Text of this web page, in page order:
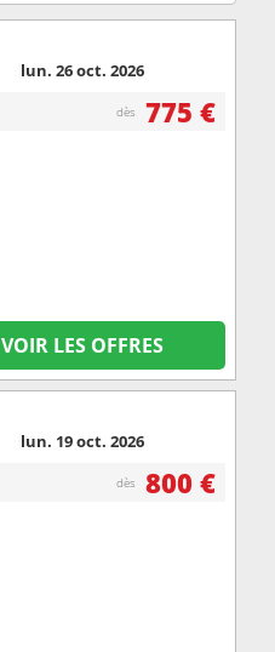
lun. 26 oct. 2026
dès 775 €
VOIR LES OFFRES
lun. 19 oct. 2026
dès 800 €